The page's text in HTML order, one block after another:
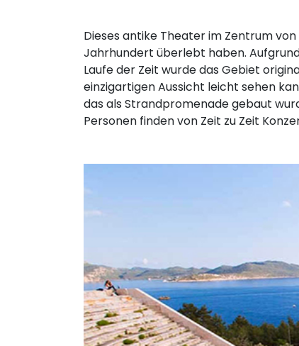
Dieses antike Theater im Zentrum von
Jahrhundert überlebt haben.
Laufe der Zeit wurde das Gebiet
einzigartigen Aussicht leicht sehen
das als Strandpromenade gebaut
Personen finden von Zeit zu Zeit